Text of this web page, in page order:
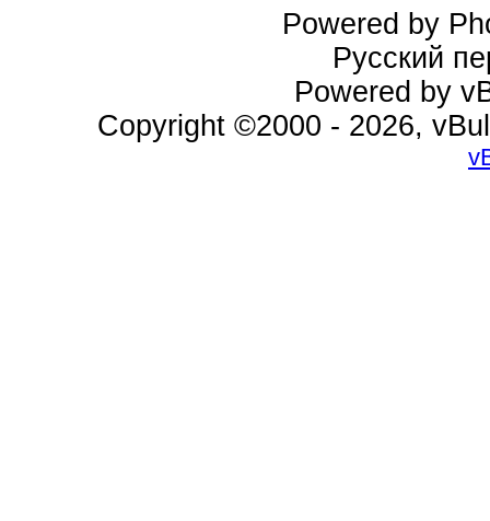
Powered by
Русский
Powered by
Copyright ©2000 - 2026,